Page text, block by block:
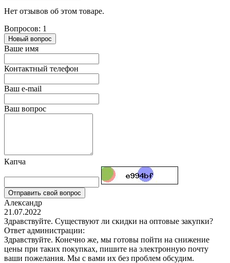
Нет отзывов об этом товаре.
Вопросов: 1
Новый вопрос
Ваше имя
Контактный телефон
Ваш e-mail
Ваш вопрос
Капча
Отправить свой вопрос
Александр
21.07.2022
Здравствуйте. Существуют ли скидки на оптовые закупки?
Ответ администрации:
Здравствуйте. Конечно же, мы готовы пойти на снижение
цены при таких покупках, пишите на электронную почту
ваши пожелания. Мы с вами их без проблем обсудим.